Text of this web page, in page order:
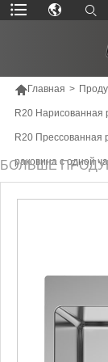
Главная >
R20 Нарисованная
R20 Прессованная
раковина с одной
БОЛЬШЕ